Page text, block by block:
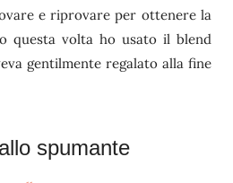
e riprovare per ottenere la
questa volta ho usato il blend
gentilmente regalato alla fine
spumante